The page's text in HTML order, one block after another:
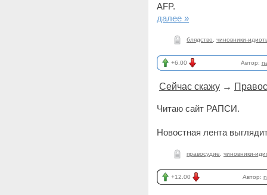
AFP.
далее »
блядство чиновники-
+6.00 Автор:
Сейчас скажу →
Читаю сайт РАПСИ.
Новостная лента
правосудие чиновники-
+12.00 Автор: